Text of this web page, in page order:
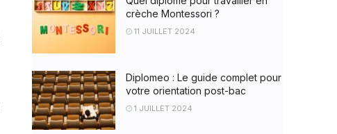
crèche Montessori ?
11 JUILLET 2024
Diplomeo : Le guide complet pour
votre orientation post-bac
1 JUILLET 2024